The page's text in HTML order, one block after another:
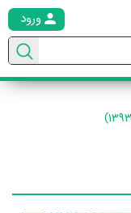
ورود